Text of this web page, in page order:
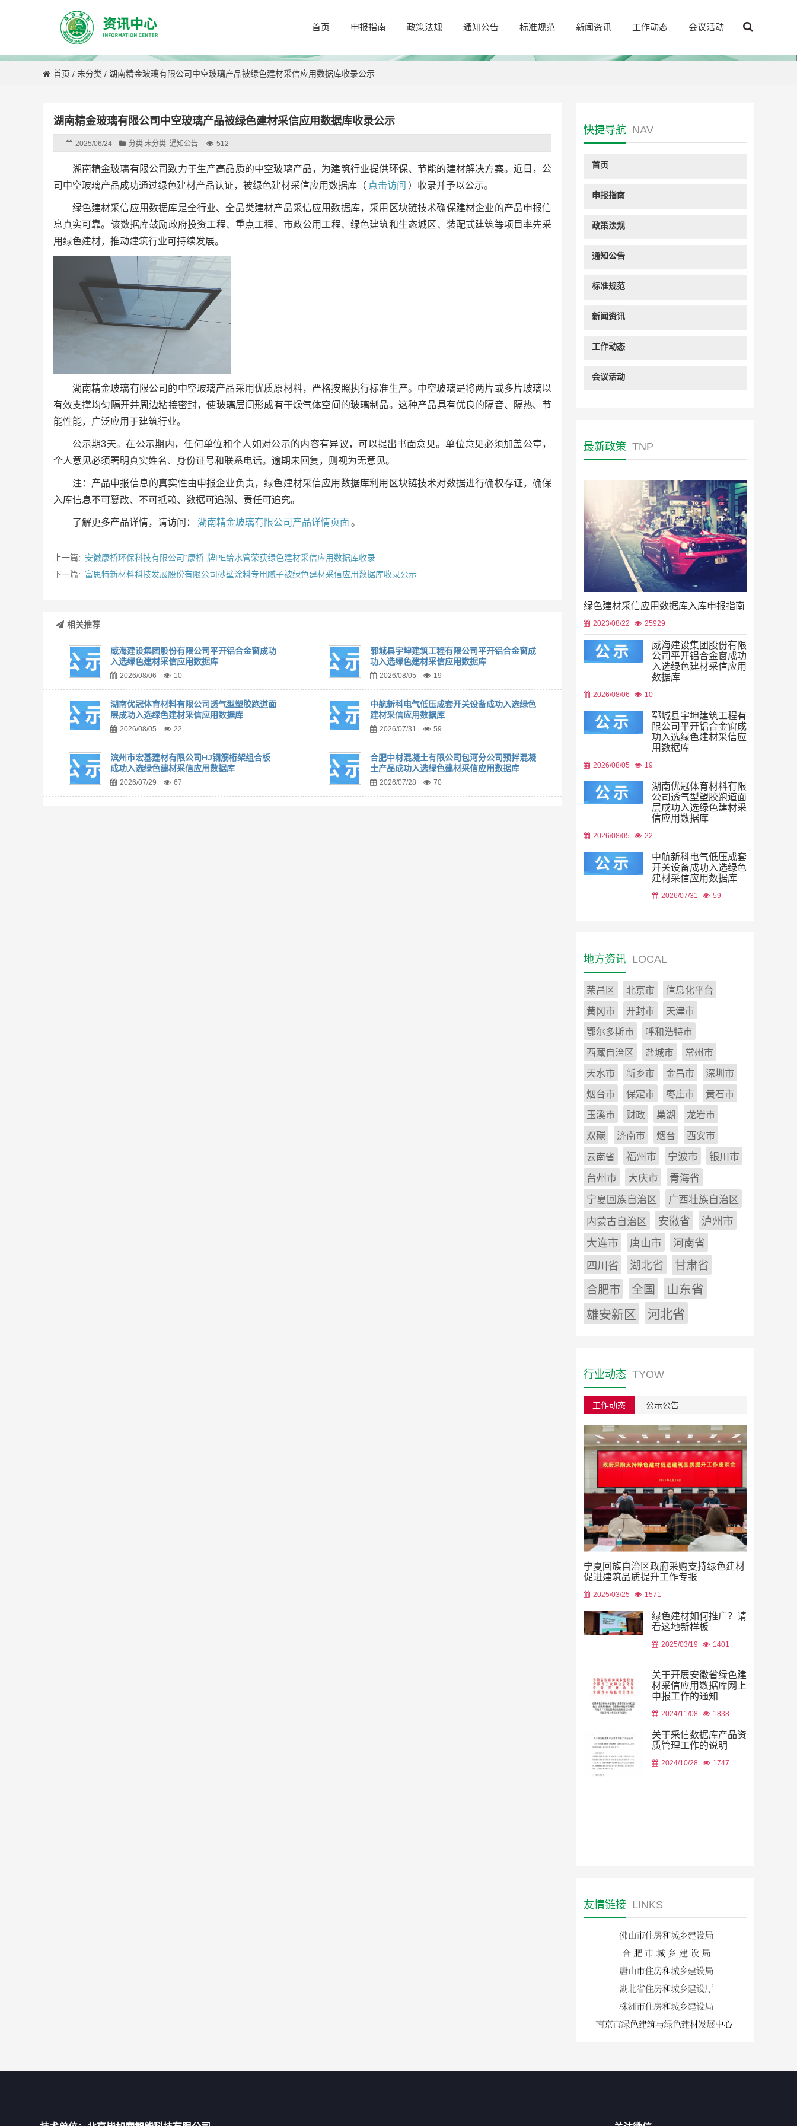
首页 申报指南 政策法规 通知公告 标准规范 新闻资讯 工作动态 会议活动
首页 / 未分类 / 湖南精金玻璃有限公司中空玻璃产品被绿色建材采信应用数据库收录公示
湖南精金玻璃有限公司中空玻璃产品被绿色建材采信应用数据库收录公示
2025/06/24 分类:未分类 通知公告 512
湖南精金玻璃有限公司致力于生产高品质的中空玻璃产品，为建筑行业提供环保、节能的建材解决方案。近日，公
司中空玻璃产品成功通过绿色建材产品认证，被绿色建材采信应用数据库（ 点击访问 ）收录并予以公示。
绿色建材采信应用数据库是全行业、全品类建材产品采信应用数据库，采用区块链技术确保建材企业的产品申报信
息真实可靠。该数据库鼓励政府投资工程、重点工程、市政公用工程、绿色建筑和生态城区、装配式建筑等项目率先采
用绿色建材，推动建筑行业可持续发展。
湖南精金玻璃有限公司的中空玻璃产品采用优质原材料，严格按照执行标准生产。中空玻璃是将两片或多片玻璃以
有效支撑均匀隔开并周边粘接密封，使玻璃层间形成有干燥气体空间的玻璃制品。这种产品具有优良的隔音、隔热、节
能性能，广泛应用于建筑行业。
公示期3天。在公示期内，任何单位和个人如对公示的内容有异议，可以提出书面意见。单位意见必须加盖公章，
个人意见必须署明真实姓名、身份证号和联系电话。逾期未回复，则视为无意见。
注：产品申报信息的真实性由申报企业负责，绿色建材采信应用数据库利用区块链技术对数据进行确权存证，确保
入库信息不可篡改、不可抵赖、数据可追溯、责任可追究。
了解更多产品详情，请访问： 湖南精金玻璃有限公司产品详情页面 。
上一篇: 安徽康桥环保科技有限公司“康桥”牌PE给水管荣获绿色建材采信应用数据库收录
下一篇: 富思特新材料科技发展股份有限公司砂壁涂料专用腻子被绿色建材采信应用数据库收录公示
相关推荐
威海建设集团股份有限公司平开铝合金窗成功
入选绿色建材采信应用数据库
2026/08/06 10
郓城县宇坤建筑工程有限公司平开铝合金窗成
功入选绿色建材采信应用数据库
2026/08/05 19
湖南优冠体育材料有限公司透气型塑胶跑道面
层成功入选绿色建材采信应用数据库
2026/08/05 22
中航新科电气低压成套开关设备成功入选绿色
建材采信应用数据库
2026/07/31 59
滨州市宏基建材有限公司HJ钢筋桁架组合板
成功入选绿色建材采信应用数据库
2026/07/29 67
合肥中材混凝土有限公司包河分公司预拌混凝
土产品成功入选绿色建材采信应用数据库
2026/07/28 70
快捷导航 NAV
首页
申报指南
政策法规
通知公告
标准规范
新闻资讯
工作动态
会议活动
最新政策 TNP
绿色建材采信应用数据库入库申报指南
2023/08/22 25929
威海建设集团股份有限
公司平开铝合金窗成功
入选绿色建材采信应用
数据库
2026/08/06 10
郓城县宇坤建筑工程有
限公司平开铝合金窗成
功入选绿色建材采信应
用数据库
2026/08/05 19
湖南优冠体育材料有限
公司透气型塑胶跑道面
层成功入选绿色建材采
信应用数据库
2026/08/05 22
中航新科电气低压成套
开关设备成功入选绿色
建材采信应用数据库
2026/07/31 59
地方资讯 LOCAL
荣昌区 北京市 信息化平台
黄冈市 开封市 天津市
鄂尔多斯市 呼和浩特市
西藏自治区 盐城市 常州市
天水市 新乡市 金昌市 深圳市
烟台市 保定市 枣庄市 黄石市
玉溪市 财政 巢湖 龙岩市
双碳 济南市 烟台 西安市
云南省 福州市 宁波市
银川市
台州市
大庆市
青海省
宁夏回族自治区
广西壮族自治区
内蒙古自治区
安徽省
泸州市
大连市
唐山市
河南省
四川省
湖北省
甘肃省
合肥市
全国
山东省
雄安新区
河北省
行业动态 TYOW
工作动态 公示公告
宁夏回族自治区政府采购支持绿色建材
促进建筑品质提升工作专报
2025/03/25 1571
绿色建材如何推广？请
看这地新样板
2025/03/19 1401
关于开展安徽省绿色建
材采信应用数据库网上
申报工作的通知
2024/11/08 1838
关于采信数据库产品资
质管理工作的说明
2024/10/28 1747
友情链接 LINKS